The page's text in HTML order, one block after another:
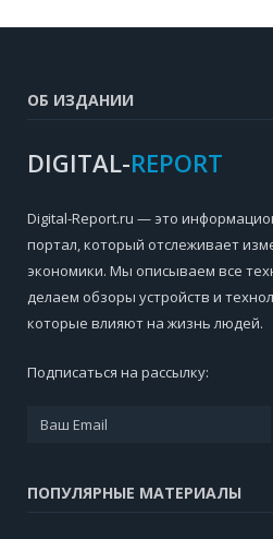
ОБ ИЗДАНИИ
DIGITAL-REPORT
Digital-Report.ru — это
портал, который отслеживает
экономики. Мы описываем все
делаем обзоры устройств и
которые влияют на жизнь людей.
Подписаться на рассылку:
ПОПУЛЯРНЫЕ МАТЕРИАЛЫ